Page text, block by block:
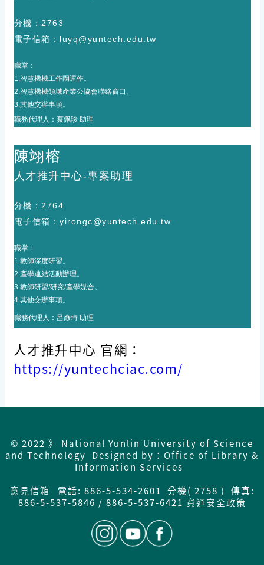
分機： 2763
電子信箱 ： luyq@yuntech.edu.tw
職掌：
1.智慧機械工作圈運作。
2.智慧機械領域產業公協會聯絡窗口。
3.其他交辦事項。
職務代理人： 蔡佩珍 助理
陳翊榕
人才推升中心-專案助理
分機： 2764
電子信箱 ： yirongc@yuntech.edu.tw
職掌：
1.教師深度研習。
2.產學連結活動辦理。
3.教師研習/研究/產學媒合。
4.其他交辦事項。
職務代理人： 呂彥琦 助理
人才推升中心 官網：
https://yuntechciac.com/
© 2022 》 National Yunlin University of Science
and Technology Designed by：Office of Library &
Information Services
意見信箱
電話: 886-5-534-2601 分機( 2758 ) 傳真:
886-5-537-5846 / 886-5-537-6421 資通安全政策